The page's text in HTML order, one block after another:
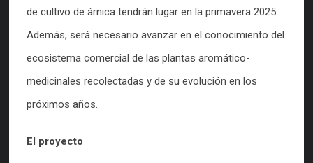
de cultivo de árnica tendrán lugar en la primavera 2025.
Además, será necesario avanzar en el conocimiento del
ecosistema comercial de las plantas aromático-
medicinales recolectadas y de su evolución en los
próximos años.
El proyecto